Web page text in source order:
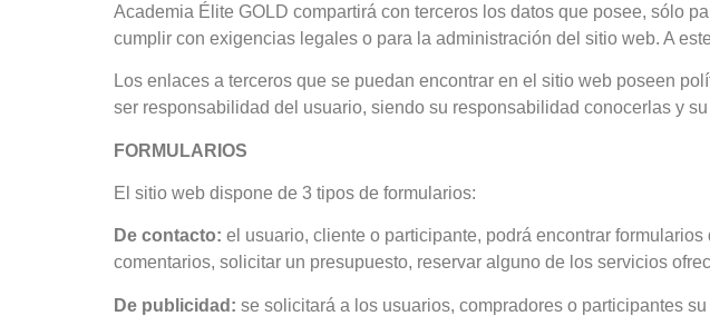
Academia Élite GOLD compartirá con terceros los datos que posee, sólo
cumplir con exigencias legales o para la administración del sitio web. A
Los enlaces a terceros que se puedan encontrar en el sitio web poseen
ser responsabilidad del usuario, siendo su responsabilidad conocerlas y
FORMULARIOS
El sitio web dispone de 3 tipos de formularios:
De contacto: el usuario, cliente o participante, podrá encontrar
comentarios, solicitar un presupuesto, reservar alguno de los servicios
De publicidad: se solicitará a los usuarios, compradores o participantes